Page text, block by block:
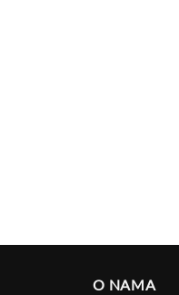
O NAMA